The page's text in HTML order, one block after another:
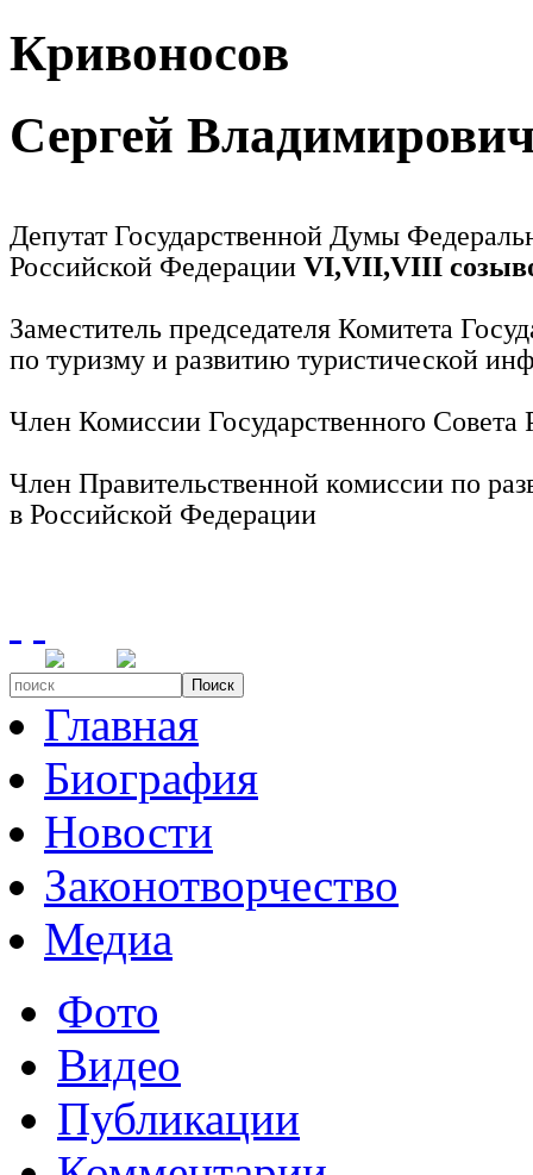
Кривоносов
Сергей
Депутат Государственной Думы
Российской Федерации VI,VII,VIII
Заместитель председателя Комитета
по туризму и развитию туристической
Член Комиссии Государственного
Член Правительственной комиссии по
в Российской Федерации
Поиск
Главная
Биография
Новости
Законотворчество
Медиа
Фото
Видео
Публикации